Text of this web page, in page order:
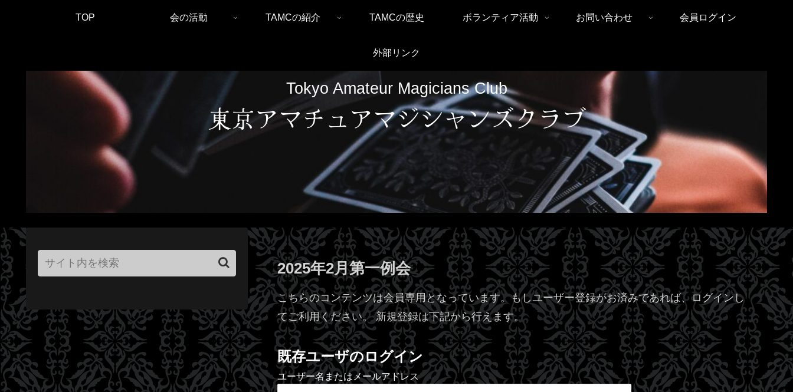
TOP 会の活動 TAMCの紹介 TAMCの歴史 ボランティア活動 お問い合わせ 会員ログイン
外部リンク
Tokyo Amateur Magicians Club
東京アマチュアマジシャンズクラブ
2025年2月第一例会
こちらのコンテンツは会員専用となっています。もしユーザー登録がお済みであれば、ログインし
てご利用ください。 新規登録は下記から行えます。
既存ユーザのログイン
ユーザー名またはメールアドレス